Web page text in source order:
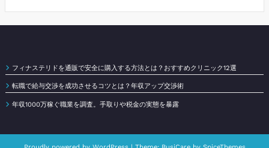
フィナステリドを通販で安全に購入する方法とは？おすすめクリニック12選
転職で給与交渉を成功させるコツとは？年収アップ交渉術
年収1000万稼ぐ職業を調査。手取りや税金の実態を暴露